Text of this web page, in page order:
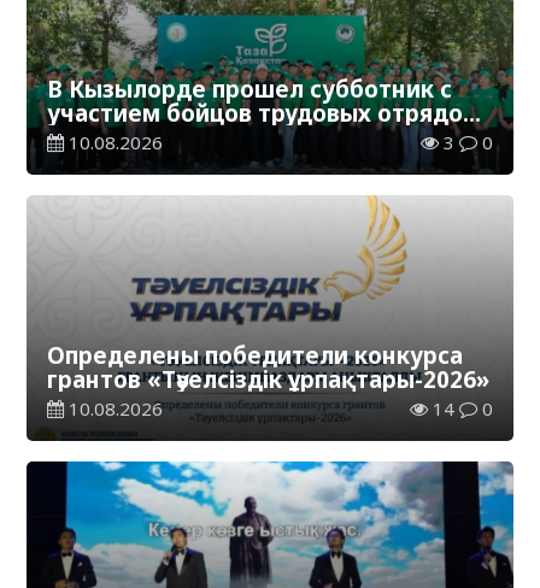
В Кызылорде прошел субботник с
участием бойцов трудовых отрядов
«Жасыл ел»
10.08.2026 3 0
Определены победители конкурса
грантов «Тәуелсіздік ұрпақтары-2026»
10.08.2026 14 0